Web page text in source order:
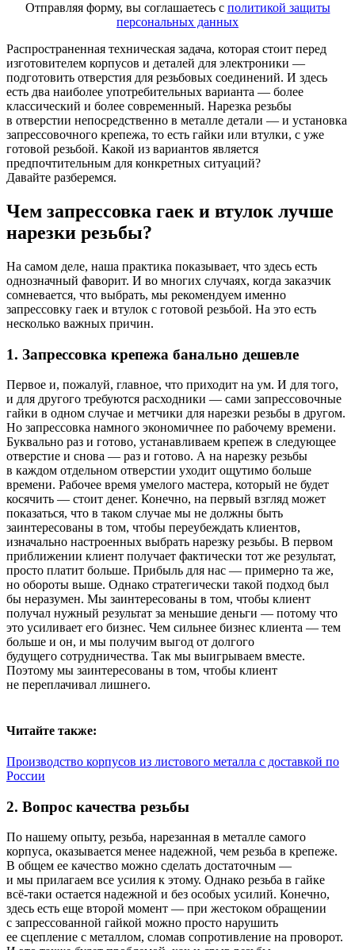
Отправляя форму, вы соглашаетесь с политикой защиты
персональных данных
Распространенная техническая задача, которая стоит перед
изготовителем корпусов и деталей для электроники —
подготовить отверстия для резьбовых соединений. И здесь
есть два наиболее употребительных варианта — более
классический и более современный. Нарезка резьбы
в отверстии непосредственно в металле детали — и установка
запрессовочного крепежа, то есть гайки или втулки, с уже
готовой резьбой. Какой из вариантов является
предпочтительным для конкретных ситуаций?
Давайте разберемся.
Чем запрессовка гаек и втулок лучше
нарезки резьбы?
На самом деле, наша практика показывает, что здесь есть
однозначный фаворит. И во многих случаях, когда заказчик
сомневается, что выбрать, мы рекомендуем именно
запрессовку гаек и втулок с готовой резьбой. На это есть
несколько важных причин.
1. Запрессовка крепежа банально дешевле
Первое и, пожалуй, главное, что приходит на ум. И для того,
и для другого требуются расходники — сами запрессовочные
гайки в одном случае и метчики для нарезки резьбы в другом.
Но запрессовка намного экономичнее по рабочему времени.
Буквально раз и готово, устанавливаем крепеж в следующее
отверстие и снова — раз и готово. А на нарезку резьбы
в каждом отдельном отверстии уходит ощутимо больше
времени. Рабочее время умелого мастера, который не будет
косячить — стоит денег. Конечно, на первый взгляд может
показаться, что в таком случае мы не должны быть
заинтересованы в том, чтобы переубеждать клиентов,
изначально настроенных выбрать нарезку резьбы. В первом
приближении клиент получает фактически тот же результат,
просто платит больше. Прибыль для нас — примерно та же,
но обороты выше. Однако стратегически такой подход был
бы неразумен. Мы заинтересованы в том, чтобы клиент
получал нужный результат за меньшие деньги — потому что
это усиливает его бизнес. Чем сильнее бизнес клиента — тем
больше и он, и мы получим выгод от долгого
будущего сотрудничества. Так мы выигрываем вместе.
Поэтому мы заинтересованы в том, чтобы клиент
не переплачивал лишнего.
Читайте также:
Производство корпусов из листового металла с доставкой по
России
2. Вопрос качества резьбы
По нашему опыту, резьба, нарезанная в металле самого
корпуса, оказывается менее надежной, чем резьба в крепеже.
В общем ее качество можно сделать достаточным —
и мы прилагаем все усилия к этому. Однако резьба в гайке
всё‑таки остается надежной и без особых усилий. Конечно,
здесь есть еще второй момент — при жестоком обращении
с запрессованной гайкой можно просто нарушить
ее сцепление с металлом, сломав сопротивление на проворот.